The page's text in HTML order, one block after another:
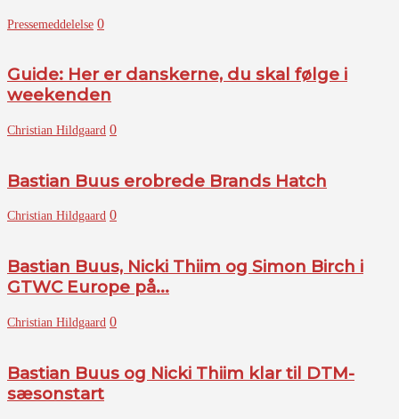
Pressemeddelelse 0
Guide: Her er danskerne, du skal følge i
weekenden
Christian Hildgaard 0
Bastian Buus erobrede Brands Hatch
Christian Hildgaard 0
Bastian Buus, Nicki Thiim og Simon Birch i
GTWC Europe på...
Christian Hildgaard 0
Bastian Buus og Nicki Thiim klar til DTM-
sæsonstart